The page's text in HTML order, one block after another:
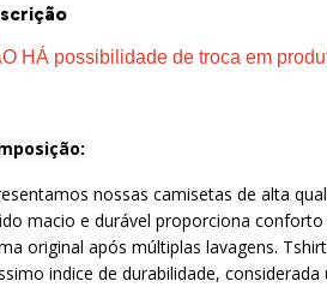
HÁ possibilidade de troca em
nossas camisetas de alta
macio e durável proporciona
original após múltiplas lavagens.
indice de durabilidade,